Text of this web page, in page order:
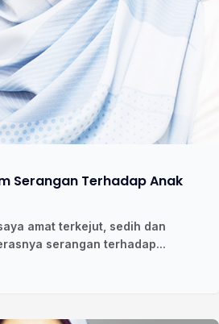
Serangan Terhadap Anak
amat terkejut, sedih dan
serangan terhadap...